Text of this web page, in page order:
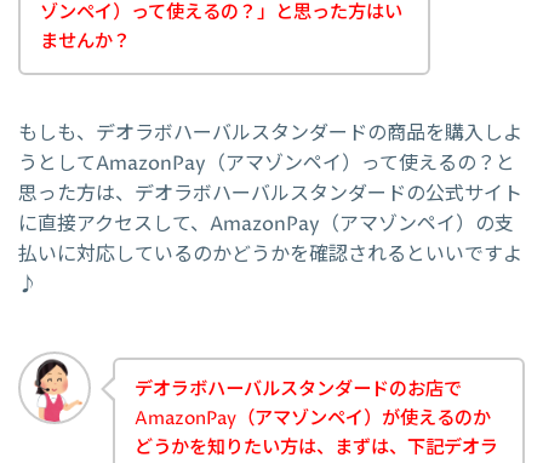
ゾンペイ）って使えるの？」と思った方はい
ませんか？
もしも、デオラボハーバルスタンダードの商品を購入しよ
うとしてAmazonPay（アマゾンペイ）って使えるの？と
思った方は、デオラボハーバルスタンダードの公式サイト
に直接アクセスして、AmazonPay（アマゾンペイ）の支
払いに対応しているのかどうかを確認されるといいですよ
♪
デオラボハーバルスタンダードのお店で
AmazonPay（アマゾンペイ）が使えるのか
どうかを知りたい方は、まずは、下記デオラ